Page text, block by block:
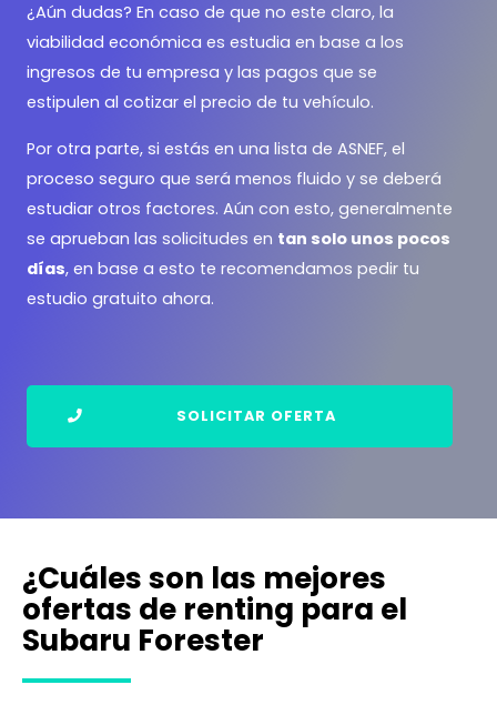
¿Aún dudas? En caso de que no este claro, la
viabilidad económica es estudia en base a los
ingresos de tu empresa y las pagos que se
estipulen al cotizar el precio de tu vehículo.
Por otra parte, si estás en una lista de ASNEF, el
proceso seguro que será menos fluido y se deberá
estudiar otros factores. Aún con esto, generalmente
se aprueban las solicitudes en tan solo unos pocos
días, en base a esto te recomendamos pedir tu
estudio gratuito ahora.
SOLICITAR OFERTA
¿Cuáles son las mejores
ofertas de renting para el
Subaru Forester